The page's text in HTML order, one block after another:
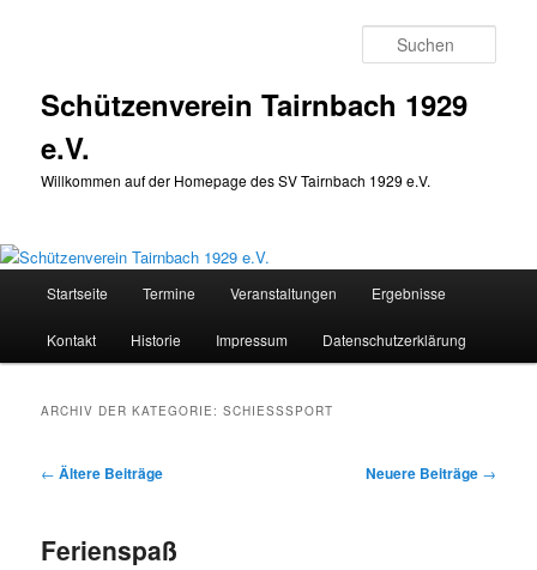
Schützenverein Tairnbach 1929
e.V.
Willkommen auf der Homepage des SV Tairnbach 1929 e.V.
Startseite Termine Veranstaltungen Ergebnisse
Kontakt Historie Impressum Datenschutzerklärung
ARCHIV DER KATEGORIE:SCHIESSSPORT
Beitragsnavigation
← Ältere Beiträge Neuere Beiträge →
Ferienspaß